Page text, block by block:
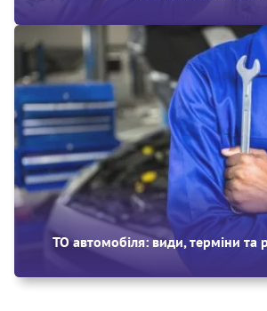
ТО автомобіля: види, терміни та